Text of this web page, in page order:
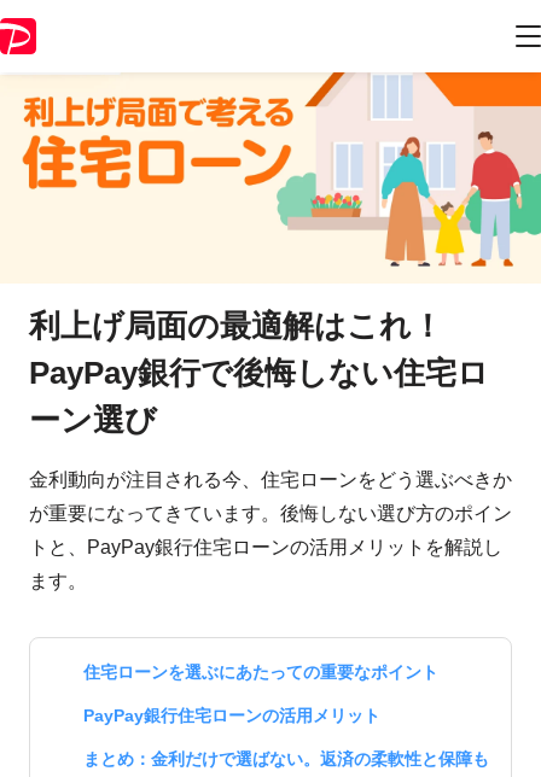
利上げ局面の最適解はこれ！
PayPay銀行で後悔しない住宅ロ
ーン選び
金利動向が注目される今、住宅ローンをどう選ぶべきか
が重要になってきています。後悔しない選び方のポイン
トと、PayPay銀行住宅ローンの活用メリットを解説し
ます。
住宅ローンを選ぶにあたっての重要なポイント
PayPay銀行住宅ローンの活用メリット
まとめ：金利だけで選ばない。返済の柔軟性と保障も